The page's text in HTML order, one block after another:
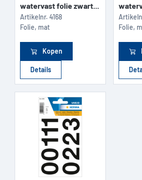
watervast folie zwart...
Artikelnr. 4168
Folie, mat
Kopen
Details
Folie,